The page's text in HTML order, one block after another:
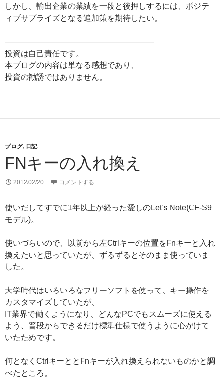
しかし、輸出企業の業績を一段と後押しするには、ポジテ
ィブサプライズとなる追加策を期待したい。
———————————————————
投資は自己責任です。
本ブログの内容は単なる感想であり、
投資の勧誘ではありません。
ブログ, 日記
FNキーの入れ換え
2012/02/20 コメントする
使いだしてすでに1年以上が経った愛しのLet’s Note(CF-S9
モデル)。
使いづらいので、以前から左Ctrlキーの位置をFnキーと入れ
換えたいと思っていたが、ずるずるとそのまま使っていま
した。
大学時代はいろいろなフリーソフトを使って、キー操作を
カスタマイズしていたが、
IT業界で働くようになり、どんなPCでもスムーズに使える
よう、普段からできるだけ標準仕様で使うように心がけて
いたためです。
何となくCtrlキーととFnキーが入れ換えられないものかと調
べたところ。